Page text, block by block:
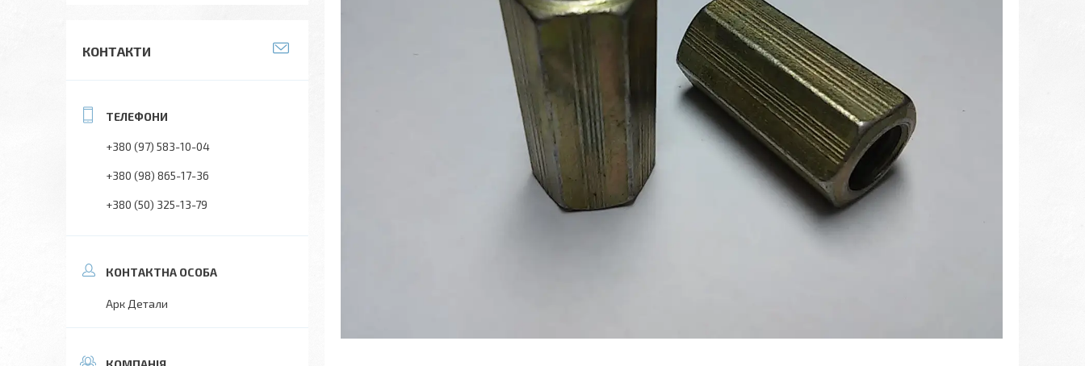
КОНТАКТИ
+380 (97) 583-10-04
+380 (98) 865-17-36
+380 (50) 325-13-79
Арк Детали